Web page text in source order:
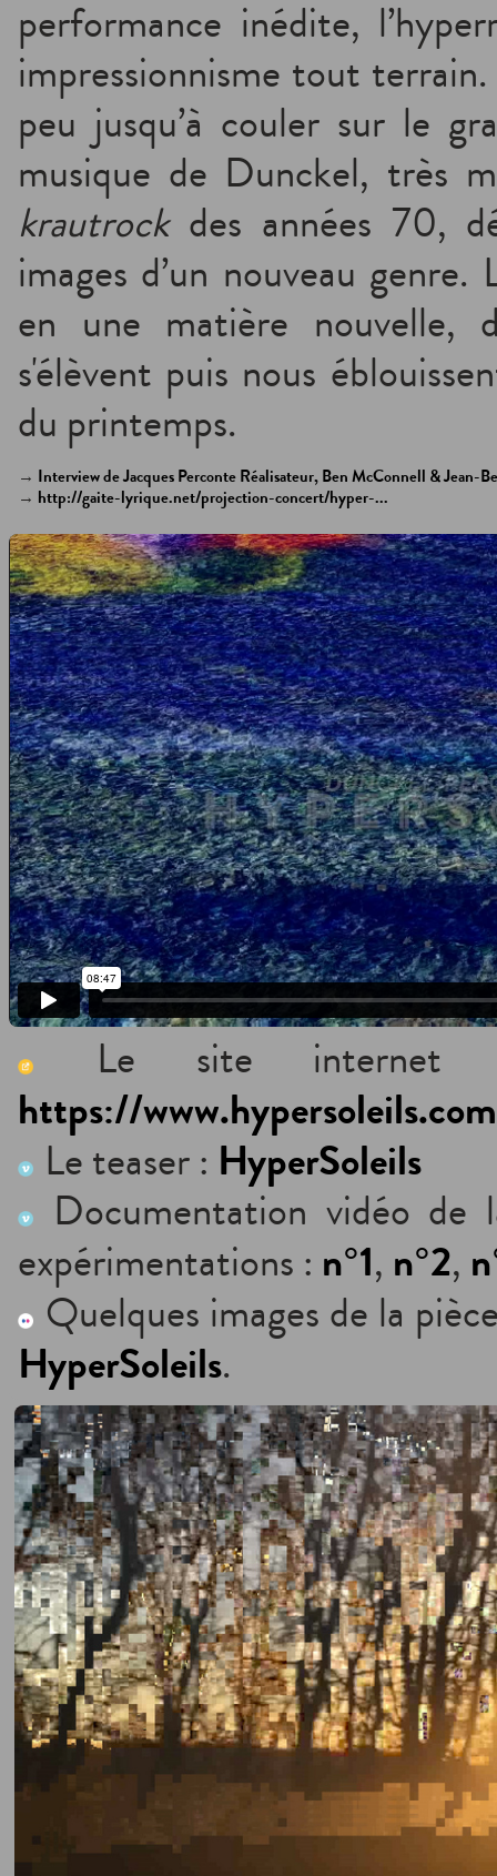
performance inédite,
impressionnisme tout
peu jusqu’à couler sur le
musique de Dunckel, très
krautrockdes années 70,
images d’un nouveau
en une matière nouvelle,
s'élèvent puis nous
du printemps.
→ Interview de Jacques Perconte Réalisateur, Ben McConnell & Jean-
→ http://gaite-lyrique.net/projection-concert/hyper-...
Le site internet
https://
Le teaser : HyperSoleils
Documentation vidéo de
expérimentations : n°1, n°2,
Quelques images de la
HyperSoleils.